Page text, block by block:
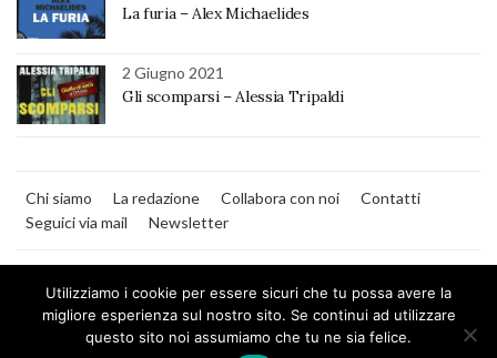
La furia – Alex Michaelides
2 Giugno 2021
Gli scomparsi – Alessia Tripaldi
Chi siamo La redazione Collabora con noi
Contatti
Seguici via mail
Newsletter
Utilizziamo i cookie per essere sicuri che tu possa avere la
migliore esperienza sul nostro sito. Se continui ad utilizzare
questo sito noi assumiamo che tu ne sia felice.